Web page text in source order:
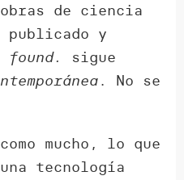
de ciencia
publicado y
found.
sigue
. No se
mucho, lo que
tecnología